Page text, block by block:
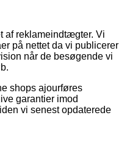
af reklameindtægter. Vi
på nettet da vi publicerer
når de besøgende vi
shops ajourføres
garantier imod
vi senest opdaterede